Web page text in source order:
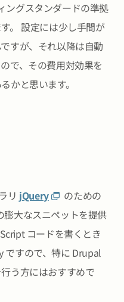
ングスタンダードの準拠
。 設定には少し手間が
すが、それ以降は自動
で、その費用対効果を
かと思います。
リ jQuery
のための
膨大なスニペットを提供
コードを書くとき
ですので、特に Drupal
う方にはおすすめで